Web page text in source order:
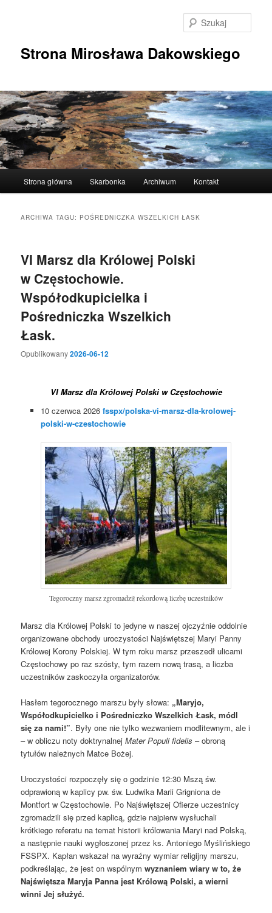
Strona Mirosława Dakowskiego
Strona główna Skarbonka Archiwum Kontakt
ARCHIWA TAGU: POŚREDNICZKA WSZELKICH ŁASK
VI Marsz dla Królowej Polski
w Częstochowie.
Współodkupicielka i
Pośredniczka Wszelkich
Łask.
Opublikowany2026-06-12
VI Marsz dla Królowej Polski w Częstochowie
10 czerwca 2026 fsspx/polska-vi-marsz-dla-krolowej-
polski-w-czestochowie
Tegoroczny marsz zgromadził rekordową liczbę uczestników
Marsz dla Królowej Polski to jedyne w naszej ojczyźnie oddolnie
organizowane obchody uroczystości Najświętszej Maryi Panny
Królowej Korony Polskiej. W tym roku marsz przeszedł ulicami
Częstochowy po raz szósty, tym razem nową trasą, a liczba
uczestników zaskoczyła organizatorów.
Hasłem tegorocznego marszu były słowa: „Maryjo,
Współodkupicielko i Pośredniczko Wszelkich Łask, módl
się za nami!”. Były one nie tylko wezwaniem modlitewnym, ale i
‒ w obliczu noty doktrynalnejMater Populi fidelis ‒ obroną
tytułów należnych Matce Bożej.
Uroczystości rozpoczęły się o godzinie 12:30 Mszą św.
odprawioną w kaplicy pw. św. Ludwika Marii Grigniona de
Montfort w Częstochowie. Po Najświętszej Ofierze uczestnicy
zgromadzili się przed kaplicą, gdzie najpierw wysłuchali
krótkiego referatu na temat historii królowania Maryi nad Polską,
a następnie nauki wygłoszonej przez ks. Antoniego Myślińskiego
FSSPX. Kapłan wskazał na wyraźny wymiar religijny marszu,
podkreślając, że jest on wspólnymwyznaniem wiary w to, że
Najświętsza Maryja Panna jest Królową Polski, a wierni
winni Jej służyć.